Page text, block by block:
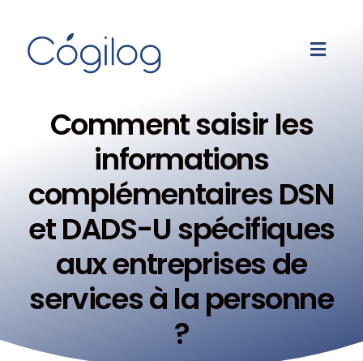
Comment saisir les
informations
complémentaires DSN
et DADS-U spécifiques
aux entreprises de
services à la personne
?